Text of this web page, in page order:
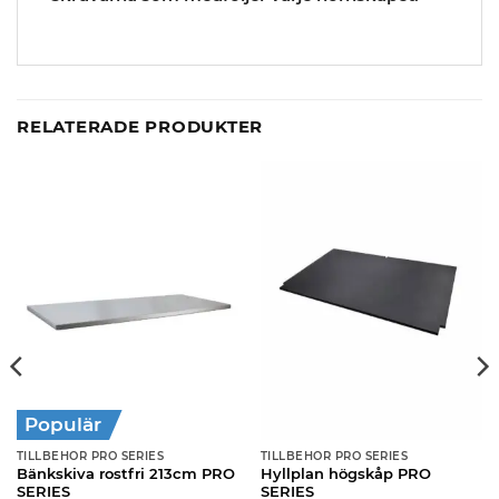
RELATERADE PRODUKTER
Populär
TILLBEHÖR PRO SERIES
Bänkskiva rostfri 213cm PRO
SERIES
TILLBEHÖR PRO SERIES
Hyllplan högskåp PRO
SERIES